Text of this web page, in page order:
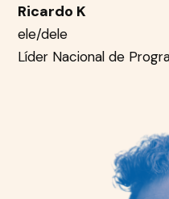
Ricardo K
ele/dele
Líder Nacional de